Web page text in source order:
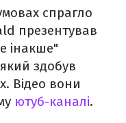
спрагло
презентував
інакше"
здобув
Відео вони
ютуб-каналі.